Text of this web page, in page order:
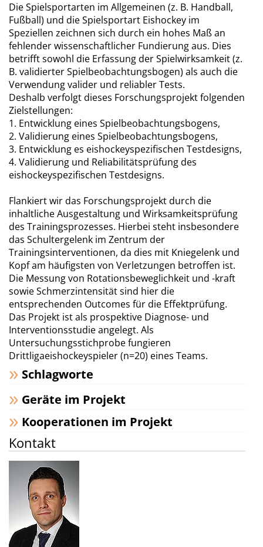
Die Spielsportarten im Allgemeinen (z. B. Handball,
Fußball) und die Spielsportart Eishockey im
Speziellen zeichnen sich durch ein hohes Maß an
fehlender wissenschaftlicher Fundierung aus. Dies
betrifft sowohl die Erfassung der Spielwirksamkeit (z.
B. validierter Spielbeobachtungsbogen) als auch die
Verwendung valider und reliabler Tests.
Deshalb verfolgt dieses Forschungsprojekt folgenden
Zielstellungen:
1. Entwicklung eines Spielbeobachtungsbogens,
2. Validierung eines Spielbeobachtungsbogens,
3. Entwicklung es eishockeyspezifischen Testdesigns,
4. Validierung und Reliabilitätsprüfung des
eishockeyspezifischen Testdesigns.
Flankiert wir das Forschungsprojekt durch die
inhaltliche Ausgestaltung und Wirksamkeitsprüfung
des Trainingsprozesses. Hierbei steht insbesondere
das Schultergelenk im Zentrum der
Trainingsinterventionen, da dies mit Kniegelenk und
Kopf am häufigsten von Verletzungen betroffen ist.
Die Messung von Rotationsbeweglichkeit und -kraft
sowie Schmerzintensität sind hier die
entsprechenden Outcomes für die Effektprüfung.
Das Projekt ist als prospektive Diagnose- und
Interventionsstudie angelegt. Als
Untersuchungsstichprobe fungieren
Drittligaeishockeyspieler (n=20) eines Teams.
Schlagworte
Geräte im Projekt
Kooperationen im Projekt
Kontakt